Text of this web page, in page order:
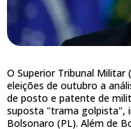
O Superior Tribunal Militar
eleições de outubro a
de posto e patente de
suposta "trama golpista",
Bolsonaro (PL). Além de